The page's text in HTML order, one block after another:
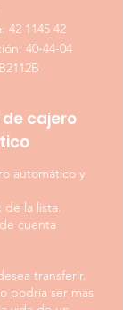
42 1145 42
40-44-04
cajero
automático y
de la lista.
cuenta
transferir.
podría ser más